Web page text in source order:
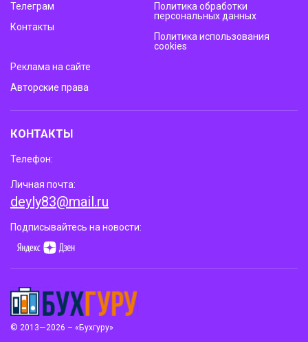
© 2013—2026 – «Бухгуру»
Телеграм
Контакты
Политика обработки
персональных данных
Политика использования
cookies
Реклама на сайте
Авторские права
КОНТАКТЫ
Телефон:
Личная почта:
deyly83@mail.ru
Подписывайтесь на новости: